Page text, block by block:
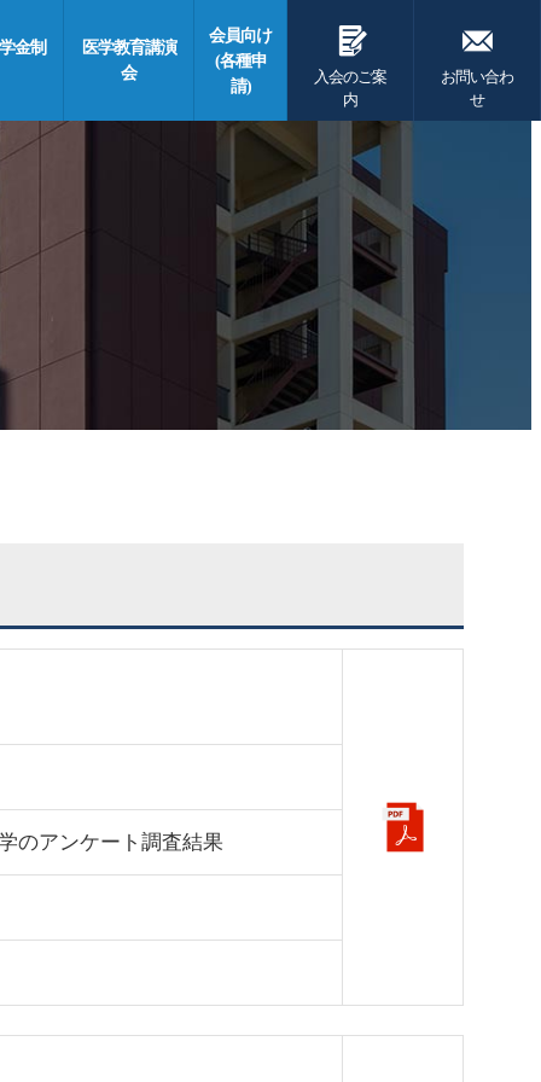
金制
医学教育講演
会
会員向け
(各種申
請)
G
入会のご案
内
F
お問い合わ
せ
のアンケート調査結果